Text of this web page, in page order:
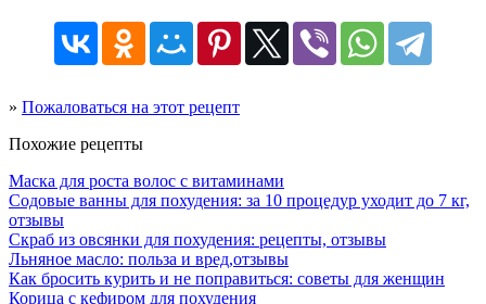
» Пожаловаться на этот рецепт
Похожие рецепты
Маска для роста волос с витаминами
Содовые ванны для похудения: за 10 процедур уходит до 7 кг,
отзывы
Скраб из овсянки для похудения: рецепты, отзывы
Льняное масло: польза и вред,отзывы
Как бросить курить и не поправиться: советы для женщин
Корица с кефиром для похудения